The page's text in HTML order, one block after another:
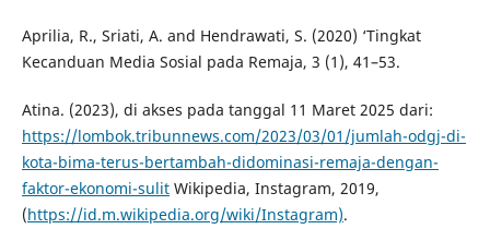
Aprilia, R., Sriati, A. and Hendrawati, S. (2020) ‘Tingkat
Kecanduan Media Sosial pada Remaja, 3 (1), 41–53.
Atina. (2023), di akses pada tanggal 11 Maret 2025 dari:
https://lombok.tribunnews.com/2023/03/01/jumlah-odgj-di-
kota-bima-terus-bertambah-didominasi-remaja-dengan-
faktor-ekonomi-sulitWikipedia, Instagram, 2019,
(https://id.m.wikipedia.org/wiki/Instagram).